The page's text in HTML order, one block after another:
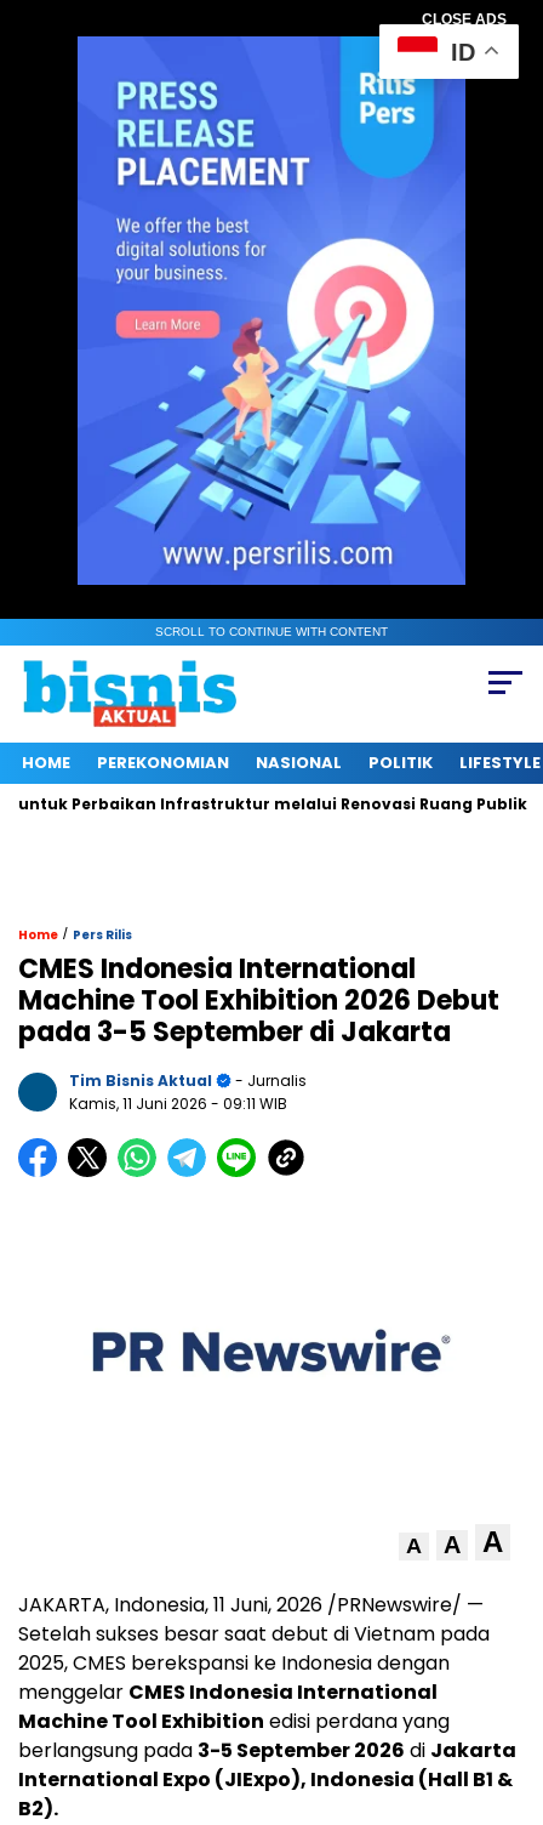
CLOSE ADS
SCROLL TO CONTINUE WITH CONTENT
HOME PEREKONOMIAN NASIONAL POLITIK LIFESTYLE
Perbaikan Infrastruktur melalui Renovasi Ruang Publik
Home / Pers Rilis
CMES Indonesia International
Machine Tool Exhibition 2026 Debut
pada 3-5 September di Jakarta
Tim Bisnis Aktual
- Jurnalis
Kamis, 11 Juni 2026 - 09:11 WIB
A A A
JAKARTA, Indonesia,11 Juni, 2026 /PRNewswire/ —
Setelah sukses besar saat debut di Vietnam pada
2025, CMES berekspansi ke Indonesia dengan
menggelar CMES Indonesia International
Machine Tool Exhibition edisi perdana yang
berlangsung pada 3-5 September 2026 di Jakarta
International Expo (JIExpo), Indonesia (Hall B1 &
B2).
ID